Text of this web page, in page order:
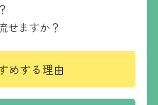
せますか？
めする理由